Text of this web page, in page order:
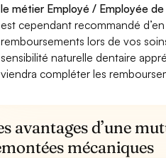
le métier Employé / Employée
est cependant recommandé
remboursements lors de vos
sensibilité naturelle dentaire
viendra compléter les
avantages d’une
mécaniques